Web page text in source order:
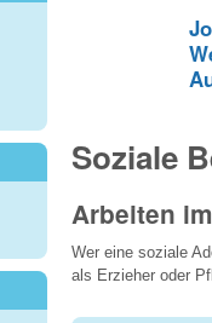
Soziale
Arbeiten
Wer eine soziale
als Erzieher oder